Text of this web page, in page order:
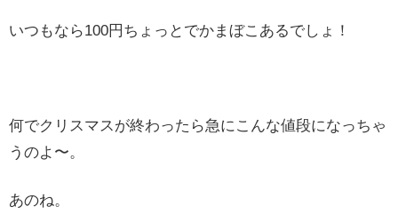
いつもなら100円ちょっとでかまぼこあるでしょ！
何でクリスマスが終わったら急にこんな値段になっちゃ
うのよ〜。
あのね。